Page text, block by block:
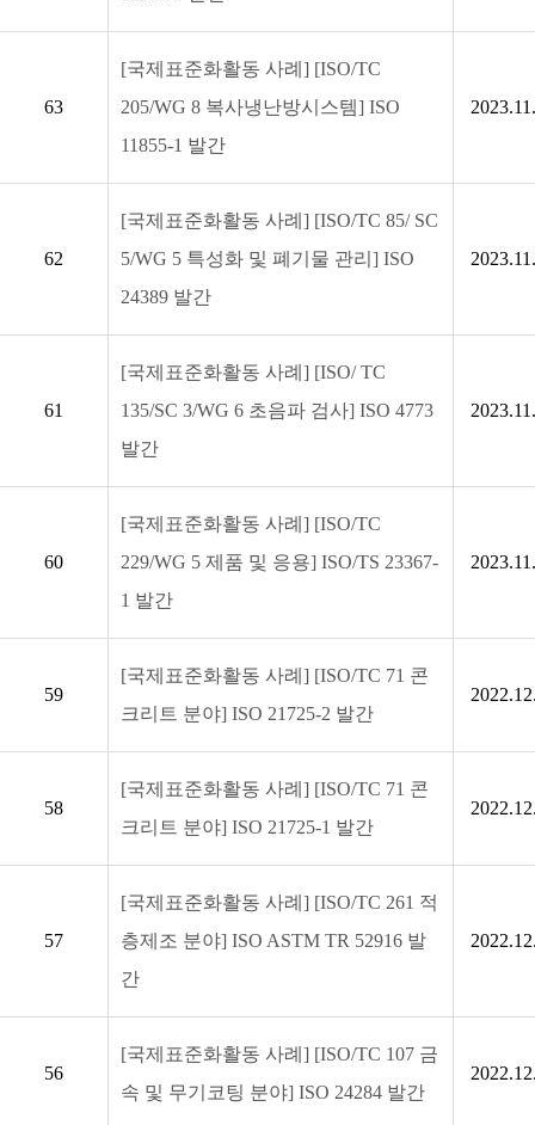
63
[국제표준화활동 사례] [ISO/TC
205/WG 8 복사냉난방시스템] ISO
11855-1 발간
62
[국제표준화활동 사례] [ISO/TC 85/ SC
5/WG 5 특성화 및 폐기물 관리] ISO
24389 발간
61
[국제표준화활동 사례] [ISO/ TC
135/SC 3/WG 6 초음파 검사] ISO 4773
발간
60
[국제표준화활동 사례] [ISO/TC
229/WG 5 제품 및 응용] ISO/TS 23367-
1 발간
59
[국제표준화활동 사례] [ISO/TC 71 콘
크리트 분야] ISO 21725-2 발간
58
[국제표준화활동 사례] [ISO/TC 71 콘
크리트 분야] ISO 21725-1 발간
57
[국제표준화활동 사례] [ISO/TC 261 적
층제조 분야] ISO ASTM TR 52916 발
간
56
[국제표준화활동 사례] [ISO/TC 107 금
속 및 무기코팅 분야] ISO 24284 발간